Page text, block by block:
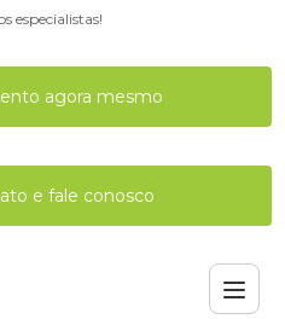
especialistas!
agora mesmo
e fale conosco